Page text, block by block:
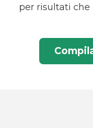
per risultati che